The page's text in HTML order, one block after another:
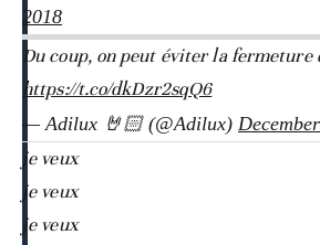
2018
Du coup, on peut éviter la fermeture
https://t.co/dkDzr2sqQ6
— Adilux 🤘🏻 (@Adilux)
je veux
je veux
je veux